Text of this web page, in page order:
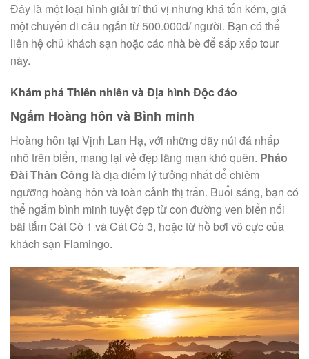
Đây là một loại hình giải trí thú vị nhưng khá tốn kém, giá
một chuyến đi câu ngắn từ 500.000đ/ người. Bạn có thể
liên hệ chủ khách sạn hoặc các nhà bè để sắp xếp tour
này.
Khám phá Thiên nhiên và Địa hình Độc đáo
Ngắm Hoàng hôn và Bình minh
Hoàng hôn tại Vịnh Lan Hạ, với những dãy núi đá nhấp
nhô trên biển, mang lại vẻ đẹp lãng mạn khó quên. Pháo
Đài Thần Công là địa điểm lý tưởng nhất để chiêm
ngưỡng hoàng hôn và toàn cảnh thị trấn. Buổi sáng, bạn có
thể ngắm bình minh tuyệt đẹp từ con đường ven biển nối
bãi tắm Cát Cò 1 và Cát Cò 3, hoặc từ hồ bơi vô cực của
khách sạn Flamingo.